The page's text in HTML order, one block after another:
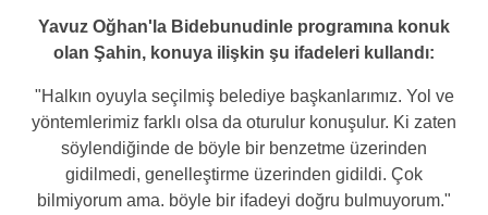
Yavuz Oğhan'la Bidebunudinle programına konuk
olan Şahin, konuya ilişkin şu ifadeleri kullandı:
"Halkın oyuyla seçilmiş belediye başkanlarımız. Yol ve
yöntemlerimiz farklı olsa da oturulur konuşulur. Ki zaten
söylendiğinde de böyle bir benzetme üzerinden
gidilmedi, genelleştirme üzerinden gidildi. Çok
bilmiyorum ama. böyle bir ifadeyi doğru bulmuyorum."